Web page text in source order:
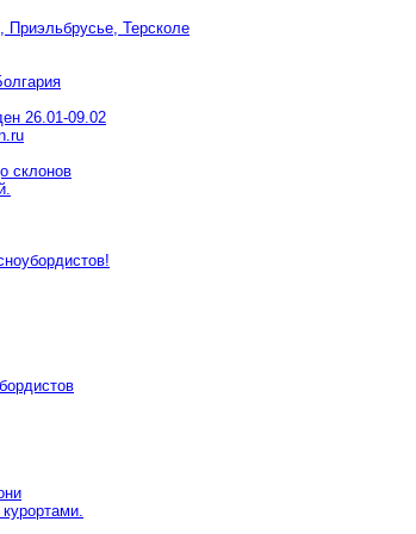
Терсколе
26.01-09.02
склонов